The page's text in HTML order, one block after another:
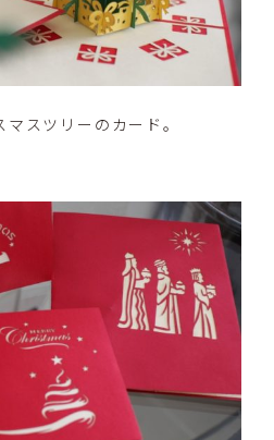
スツリーのカード。